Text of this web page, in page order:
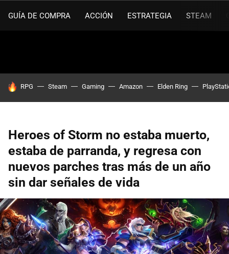
GUÍA DE COMPRA ACCIÓN ESTRATEGIA STEAM
HOY SE HABLA DE
RPG Steam Gaming Amazon Elden Ring
Heroes of Storm no estaba muerto,
estaba de parranda, y regresa con
nuevos parches tras más de un año
sin dar señales de vida